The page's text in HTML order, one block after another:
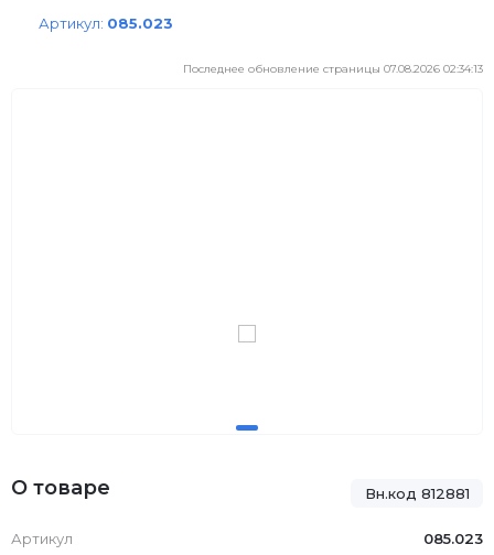
Артикул: 085.023
Последнее обновление страницы 07.08.2026 02:34:13
Вн.код 812881
О товаре
Артикул 085.023